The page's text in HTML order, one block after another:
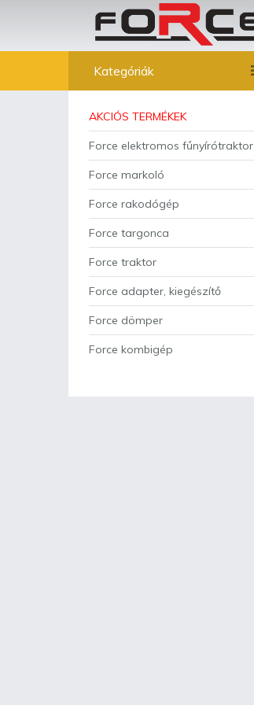
Kategóriák
AKCIÓS TERMÉKEK
Force elektromos fűnyírótraktor
Force markoló
Force rakodógép
Force targonca
Force traktor
Force adapter, kiegészítő
Force dömper
Force kombigép